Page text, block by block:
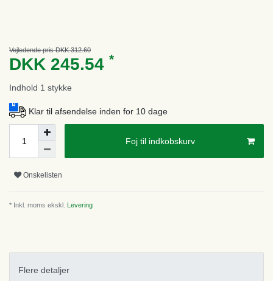
Vejledende pris DKK 312.60
DKK 245.54 *
Indhold 1 stykke
Klar til afsendelse inden for 10 dage
Foj til indkobskurv
Onskelisten
* Inkl. moms ekskl. Levering
Flere detaljer